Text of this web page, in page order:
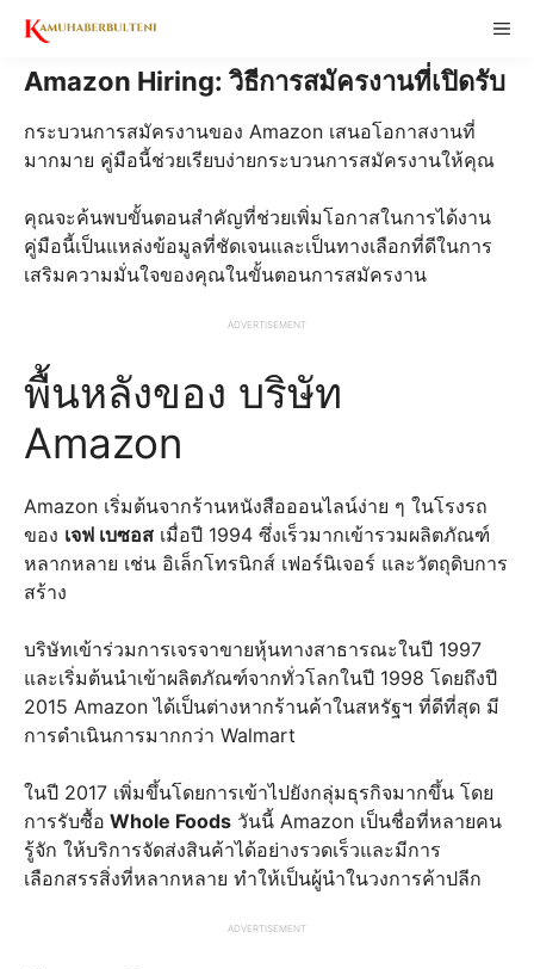
Skip
content
Amazon Hiring: วิธีการสมัครงานที่เปิดรับ
กระบวนการสมัครงานของ Amazon เสนอโอกาสงานที่
มากมาย คู่มือนี้ช่วยเรียบง่ายกระบวนการสมัครงานให้คุณ
คุณจะค้นพบขั้นตอนสำคัญที่ช่วยเพิ่มโอกาสในการได้งาน
คู่มือนี้เป็นแหล่งข้อมูลที่ชัดเจนและเป็นทางเลือกที่ดีในการ
เสริมความมั่นใจของคุณในขั้นตอนการสมัครงาน
ADVERTISEMENT
พื้นหลังของ บริษัท
Amazon
Amazon เริ่มต้นจากร้านหนังสือออนไลน์ง่าย ๆ ในโรงรถ
ของ เจฟ เบซอส เมื่อปี 1994 ซึ่งเร็วมากเข้ารวมผลิตภัณฑ์
หลากหลาย เช่น อิเล็กโทรนิกส์ เฟอร์นิเจอร์ และวัตถุดิบการ
สร้าง
บริษัทเข้าร่วมการเจรจาขายหุ้นทางสาธารณะในปี 1997
และเริ่มต้นนำเข้าผลิตภัณฑ์จากทั่วโลกในปี 1998 โดยถึงปี
2015 Amazon ได้เป็นต่างหากร้านค้าในสหรัฐฯ ที่ดีที่สุด มี
การดำเนินการมากกว่า Walmart
ในปี 2017 เพิ่มขึ้นโดยการเข้าไปยังกลุ่มธุรกิจมากขึ้น โดย
การรับซื้อ Whole Foods วันนี้ Amazon เป็นชื่อที่หลายคน
รู้จัก ให้บริการจัดส่งสินค้าได้อย่างรวดเร็วและมีการ
เลือกสรรสิ่งที่หลากหลาย ทำให้เป็นผู้นำในวงการค้าปลีก
ADVERTISEMENT